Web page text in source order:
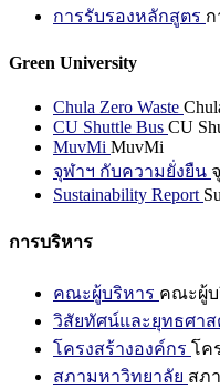
การรับรองหลักสูตร
Green University
Chula Zero Waste
CU Shuttle Bus CU
MuvMi MuvMi
จุฬาฯ กับความยั่งยืน
Sustainability Report
การบริหาร
คณะผู้บริหาร คณะผู้บ
วิสัยทัศน์และยุทธศาส
โครงสร้างองค์กร โค
สภามหาวิทยาลัย สภ